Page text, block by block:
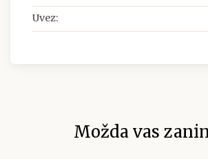
Uvez:
Možda vas